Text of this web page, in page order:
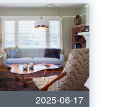
2025-06-17